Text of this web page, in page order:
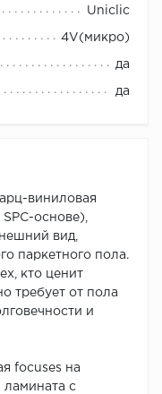
Uniclic
4V(микро)
да
да
виниловая
основе),
вид,
паркетного пола.
кто ценит
требует от пола
и
focuses на
с